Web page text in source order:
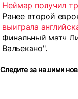
Неймар получил
Ранее второй
выиграла
Финальный матч
Вальекано".
Следите за нашими